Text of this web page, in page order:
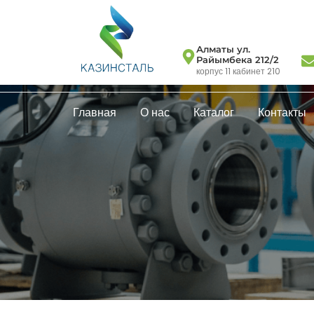
Алматы ул.
Райымбека 212/2
корпус 11 кабинет 210
Главная О нас Каталог Контакты